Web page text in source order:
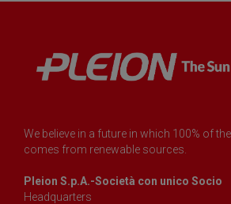
We believe in a future in which 100% of
comes from renewable sources.
Pleion S.p.A.-Società con unico Socio
Headquarters